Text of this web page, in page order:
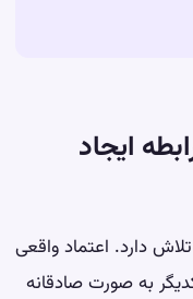
ایجاد
دارد. اعتماد واقعی
به صورت صادقانه